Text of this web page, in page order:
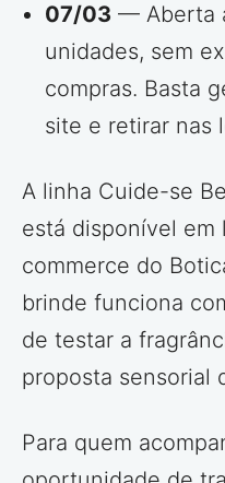
07/03 — Aberta
unidades, sem
compras. Basta
site e retirar nas
A linha Cuide-se
está disponível em
commerce do
brinde funciona
de testar a
proposta sensorial
Para quem